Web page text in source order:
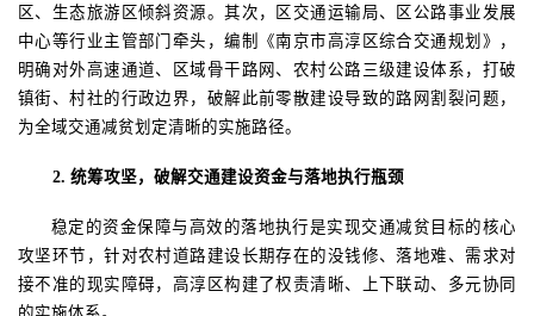
区、生态旅游区倾斜资源。其次，区交通运输局、区公路事业发展
中心等行业主管部门牵头，编制《南京市高淳区综合交通规划》，
明确对外高速通道、区域骨干路网、农村公路三级建设体系，打破
镇街、村社的行政边界，破解此前零散建设导致的路网割裂问题，
为全域交通减贫划定清晰的实施路径。
2. 统筹攻坚，破解交通建设资金与落地执行瓶颈
稳定的资金保障与高效的落地执行是实现交通减贫目标的核心
攻坚环节，针对农村道路建设长期存在的没钱修、落地难、需求对
接不准的现实障碍，高淳区构建了权责清晰、上下联动、多元协同
的实施体系。